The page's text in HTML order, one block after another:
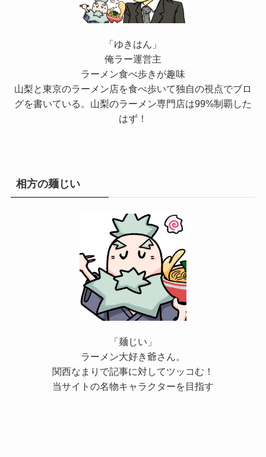
「ゆきはん」
俺ラー運営主
ラーメン食べ歩きが趣味
山梨と東京のラーメン店を食べ歩いて独自の視点でブロ
グを書いている。山梨のラーメン専門店は99%制覇した
はず！
相方の麺じい
「麺じい」
ラーメン大好き爺さん。
関西なまりで記事に対してツッコむ！
当サイトの名物キャラクターを目指す